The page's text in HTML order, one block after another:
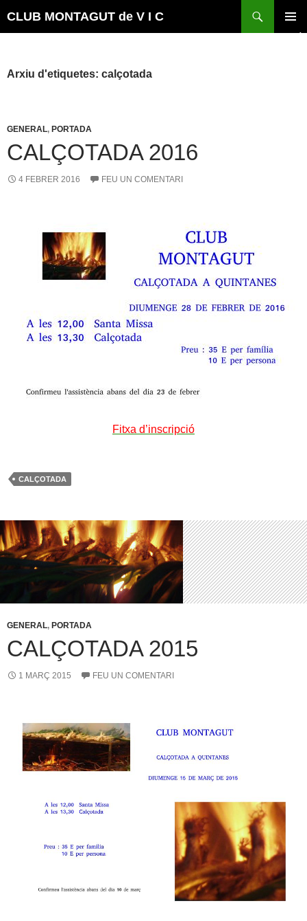
CLUB MONTAGUT de V I C
Arxiu d'etiquetes: calçotada
GENERAL, PORTADA
CALÇOTADA 2016
4 FEBRER 2016 FEU UN COMENTARI
Fitxa d’inscripció
CALÇOTADA
GENERAL, PORTADA
CALÇOTADA 2015
1 MARÇ 2015 FEU UN COMENTARI